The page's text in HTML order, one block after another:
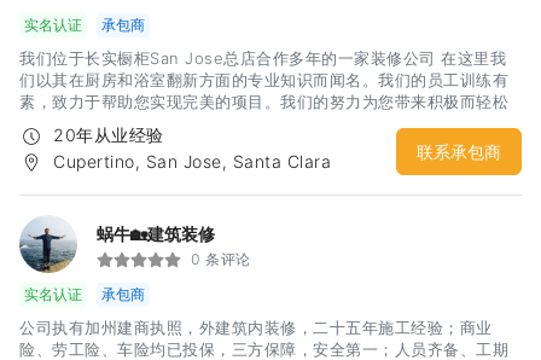
实名认证
承包商
我们位于长实橱柜San Jose总店合作多年的一家装修公司 在这里我
们以其在厨房和浴室翻新方面的专业知识而闻名。我们的员工训练有
素，致力于帮助您实现完美的项目。我们的努力为您带来积极而轻松
的体验。我们很自豪地为旧金山湾区提供服务。
20年从业经验
Cupertino, San Jose, Santa Clara
联系承包商
蜗牛🏡建筑装修
0 条评论
实名认证
承包商
公司执有加州建商执照，外建筑内装修，二十五年施工经验；商业
险、劳工险、车险均已投保，三方保障，安全第一；人员齐备、工期